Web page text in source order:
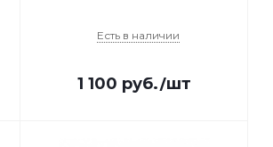
Есть в наличии
1 100 руб./шт